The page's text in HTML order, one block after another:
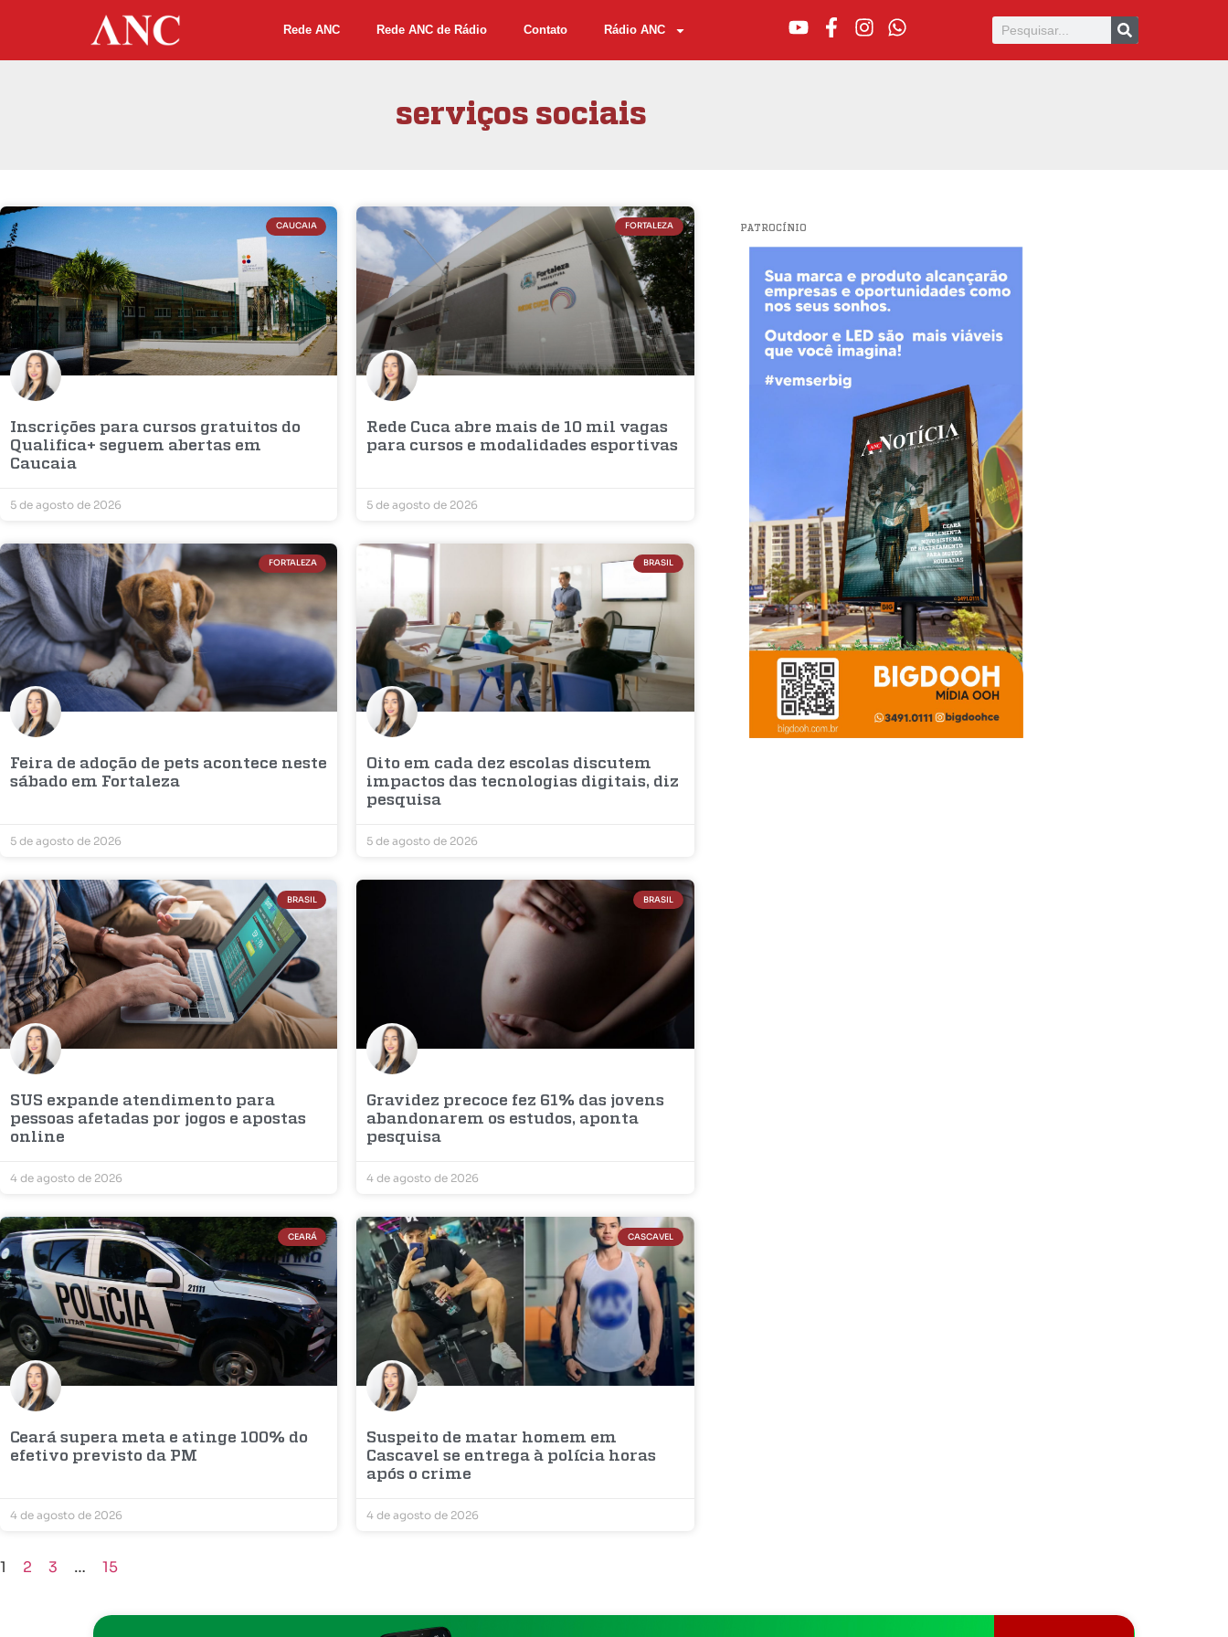
Rede ANC Rede ANC de Rádio Contato Rádio ANC
serviços sociais
CAUCAIA
Inscrições para cursos gratuitos do
Qualifica+ seguem abertas em
Caucaia
5 de agosto de 2026
FORTALEZA
Rede Cuca abre mais de 10 mil vagas
para cursos e modalidades esportivas
5 de agosto de 2026
FORTALEZA
Feira de adoção de pets acontece neste
sábado em Fortaleza
5 de agosto de 2026
BRASIL
Oito em cada dez escolas discutem
impactos das tecnologias digitais, diz
pesquisa
5 de agosto de 2026
BRASIL
SUS expande atendimento para
pessoas afetadas por jogos e apostas
online
4 de agosto de 2026
BRASIL
Gravidez precoce fez 61% das jovens
abandonarem os estudos, aponta
pesquisa
4 de agosto de 2026
CEARÁ
Ceará supera meta e atinge 100% do
efetivo previsto da PM
4 de agosto de 2026
CASCAVEL
Suspeito de matar homem em
Cascavel se entrega à polícia horas
após o crime
4 de agosto de 2026
1 2 3 … 15
PATROCÍNIO